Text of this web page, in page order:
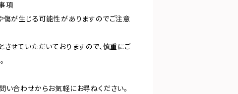
項
傷が生じる可能性がありますのでご注意
させていただいておりますので、慎重にご
い合わせからお気軽にお尋ねください。